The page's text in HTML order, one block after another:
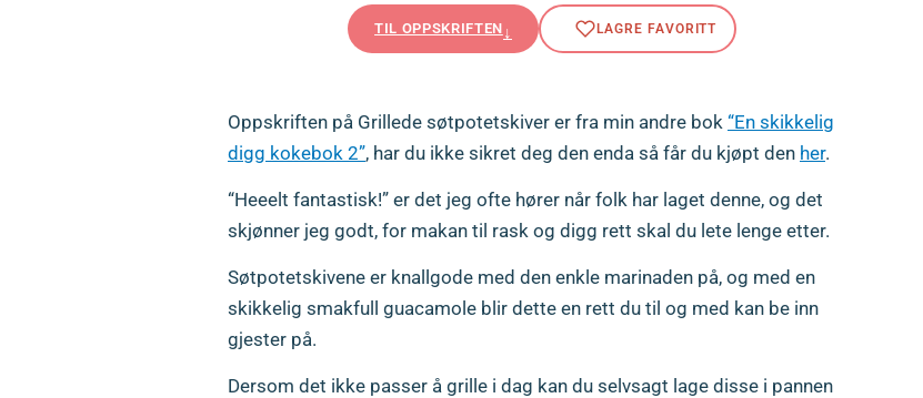
TIL OPPSKRIFTEN
Oppskriften på Grillede søtpotetskiver er fra min andre bok “En skikkelig
digg kokebok 2”, har du ikke sikret deg den enda så får du kjøpt den her.
“Heeelt fantastisk!” er det jeg ofte hører når folk har laget denne, og det
skjønner jeg godt, for makan til rask og digg rett skal du lete lenge etter.
Søtpotetskivene er knallgode med den enkle marinaden på, og med en
skikkelig smakfull guacamole blir dette en rett du til og med kan be inn
gjester på.
Dersom det ikke passer å grille i dag kan du selvsagt lage disse i pannen